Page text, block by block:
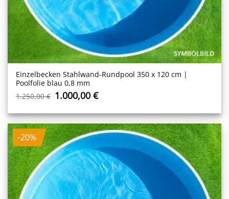
Einzelbecken Stahl­wand-Rundpool 350 x 120 cm |
Poolfolie blau 0,8 mm
1.250,00€ Ursprünglicher
war:
1.250,00 €
1.000,00€Aktueller
ist:
1.000,00 €.
-20%